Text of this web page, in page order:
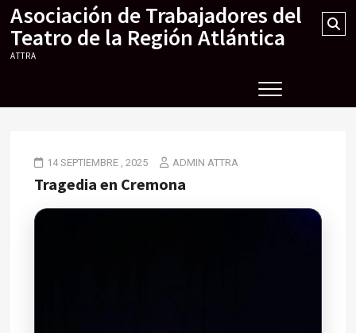
Skip
content
Asociación de Trabajadores del
Teatro de la Región Atlántica
ATTRA
14 SEPTIEMBRE , 2025 ADMIN ATTRA
Tragedia en Cremona